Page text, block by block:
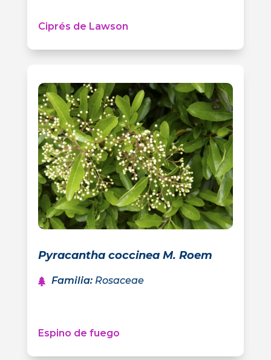
Ciprés de Lawson
Pyracantha coccinea M. Roem
Familia: Rosaceae
Espino de fuego